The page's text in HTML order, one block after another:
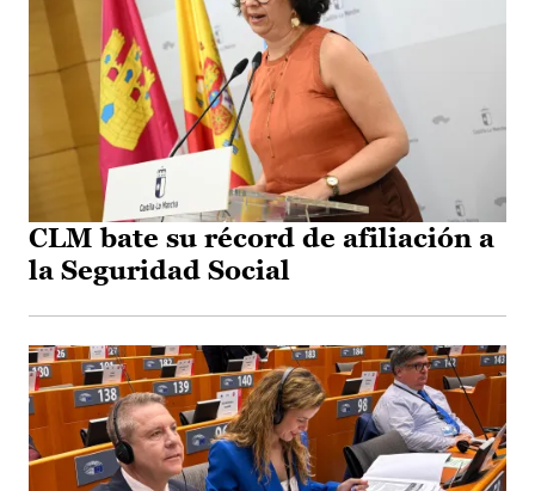
CLM bate su récord de afiliación a
la Seguridad Social